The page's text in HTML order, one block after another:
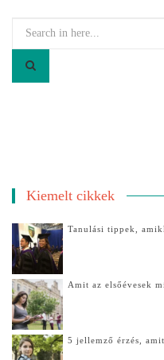
Kiemelt cikkek
Tanulási tippek,
Amit az elsőévesek
5 jellemző érzés,